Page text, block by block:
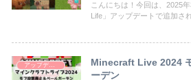
こんにちは！今回は、2025
Life」アップデートで追加され
Minecraft Live 2024
ーデン